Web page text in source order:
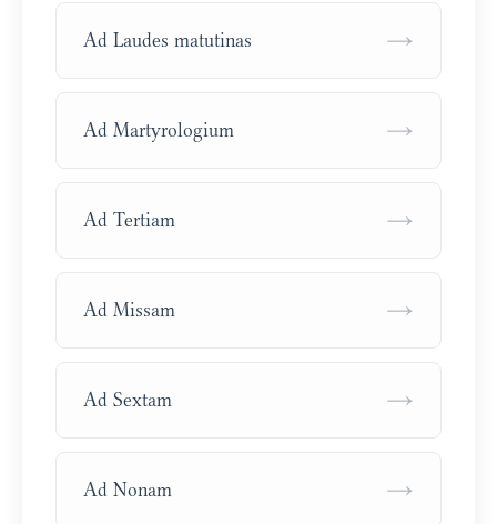
Ad Laudes matutinas →
Ad Martyrologium →
Ad Tertiam →
Ad Missam →
Ad Sextam →
Ad Nonam →